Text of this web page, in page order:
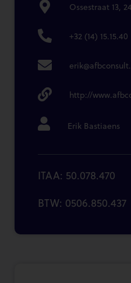
Ossestraat 13,
+32 (14) 15.15.40
http://
Erik Bastiaens
ITAA: 50.078.470
BTW: 0506.850.437